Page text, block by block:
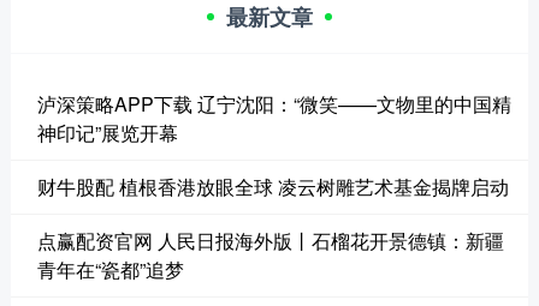
最新文章
泸深策略APP下载 辽宁沈阳：“微笑——文物里的中国精
神印记”展览开幕
财牛股配 植根香港放眼全球 凌云树雕艺术基金揭牌启动
点赢配资官网 人民日报海外版丨石榴花开景德镇：新疆
青年在“瓷都”追梦